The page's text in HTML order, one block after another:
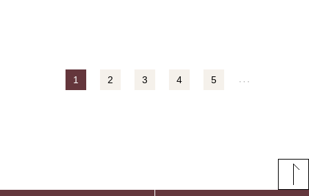
1 2 3 4 5 ・・・